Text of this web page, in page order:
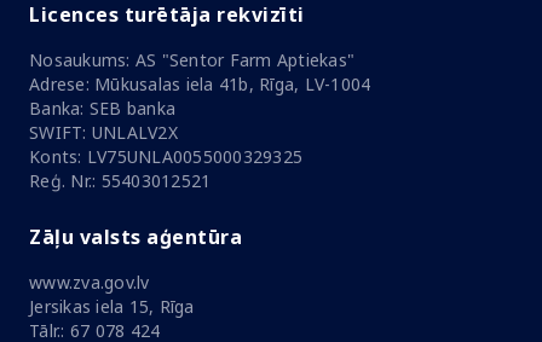
Licences turētāja rekvizīti
Nosaukums: AS "Sentor Farm Aptiekas"
Adrese: Mūkusalas iela 41b, Rīga, LV-1004
Banka: SEB banka
SWIFT: UNLALV2X
Konts: LV75UNLA0055000329325
Reģ. Nr.: 55403012521
Zāļu valsts aģentūra
www.zva.gov.lv
Jersikas iela 15, Rīga
Tālr.: 67 078 424